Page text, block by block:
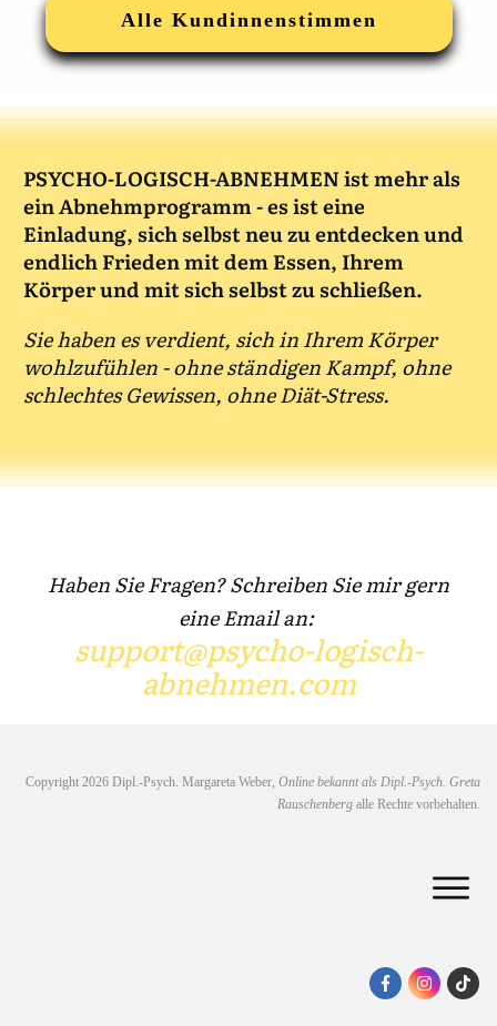
Alle Kundinnenstimmen
PSYCHO-LOGISCH-ABNEHMEN ist mehr als
ein Abnehmprogramm - es ist eine
Einladung, sich selbst neu zu entdecken und
endlich Frieden mit dem Essen, Ihrem
Körper und mit sich selbst zu schließen.
Sie haben es verdient, sich in Ihrem Körper
wohlzufühlen - ohne ständigen Kampf, ohne
schlechtes Gewissen, ohne Diät-Stress.
Haben Sie Fragen? Schreiben Sie mir gern
eine Email an:
support@psycho-logisch-
abnehmen.com
Copyright 2026 Dipl.-Psych. Margareta Weber, Online bekannt als Dipl.-Psych. Greta
Rauschenberg alle Rechte vorbehalten.